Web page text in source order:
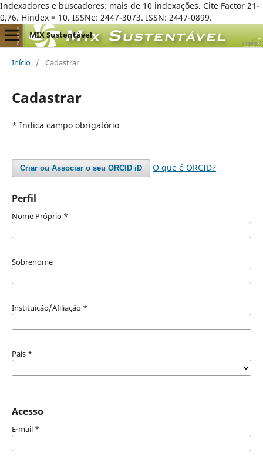
Indexadores e buscadores: mais de 10 indexações. Cite Factor 21-
0,76. Hindex = 10. ISSNe: 2447-3073. ISSN: 2447-0899.
MIX Sustentável
Início / Cadastrar
Cadastrar
* Indica campo obrigatório
Criar ou Associar o seu ORCID iD O que é ORCID?
Perfil
Nome Próprio *
Sobrenome
Instituição/Afiliação *
País *
Acesso
E-mail *